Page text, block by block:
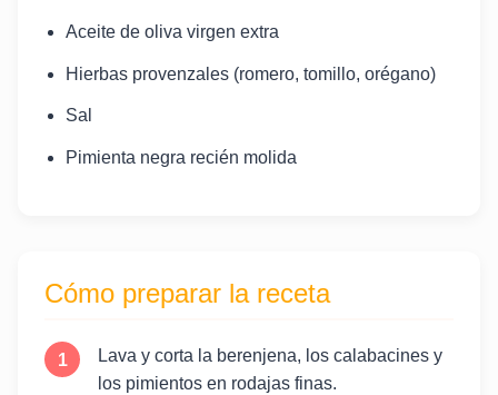
Aceite de oliva virgen extra
Hierbas provenzales (romero, tomillo, orégano)
Sal
Pimienta negra recién molida
Cómo preparar la receta
Lava y corta la berenjena, los calabacines y
los pimientos en rodajas finas.